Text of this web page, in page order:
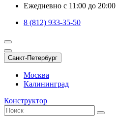
Ежедневно с 11:00 до 20:00
8 (812) 933-35-50
Санкт-Петербург
Москва
Калининград
Конструктор